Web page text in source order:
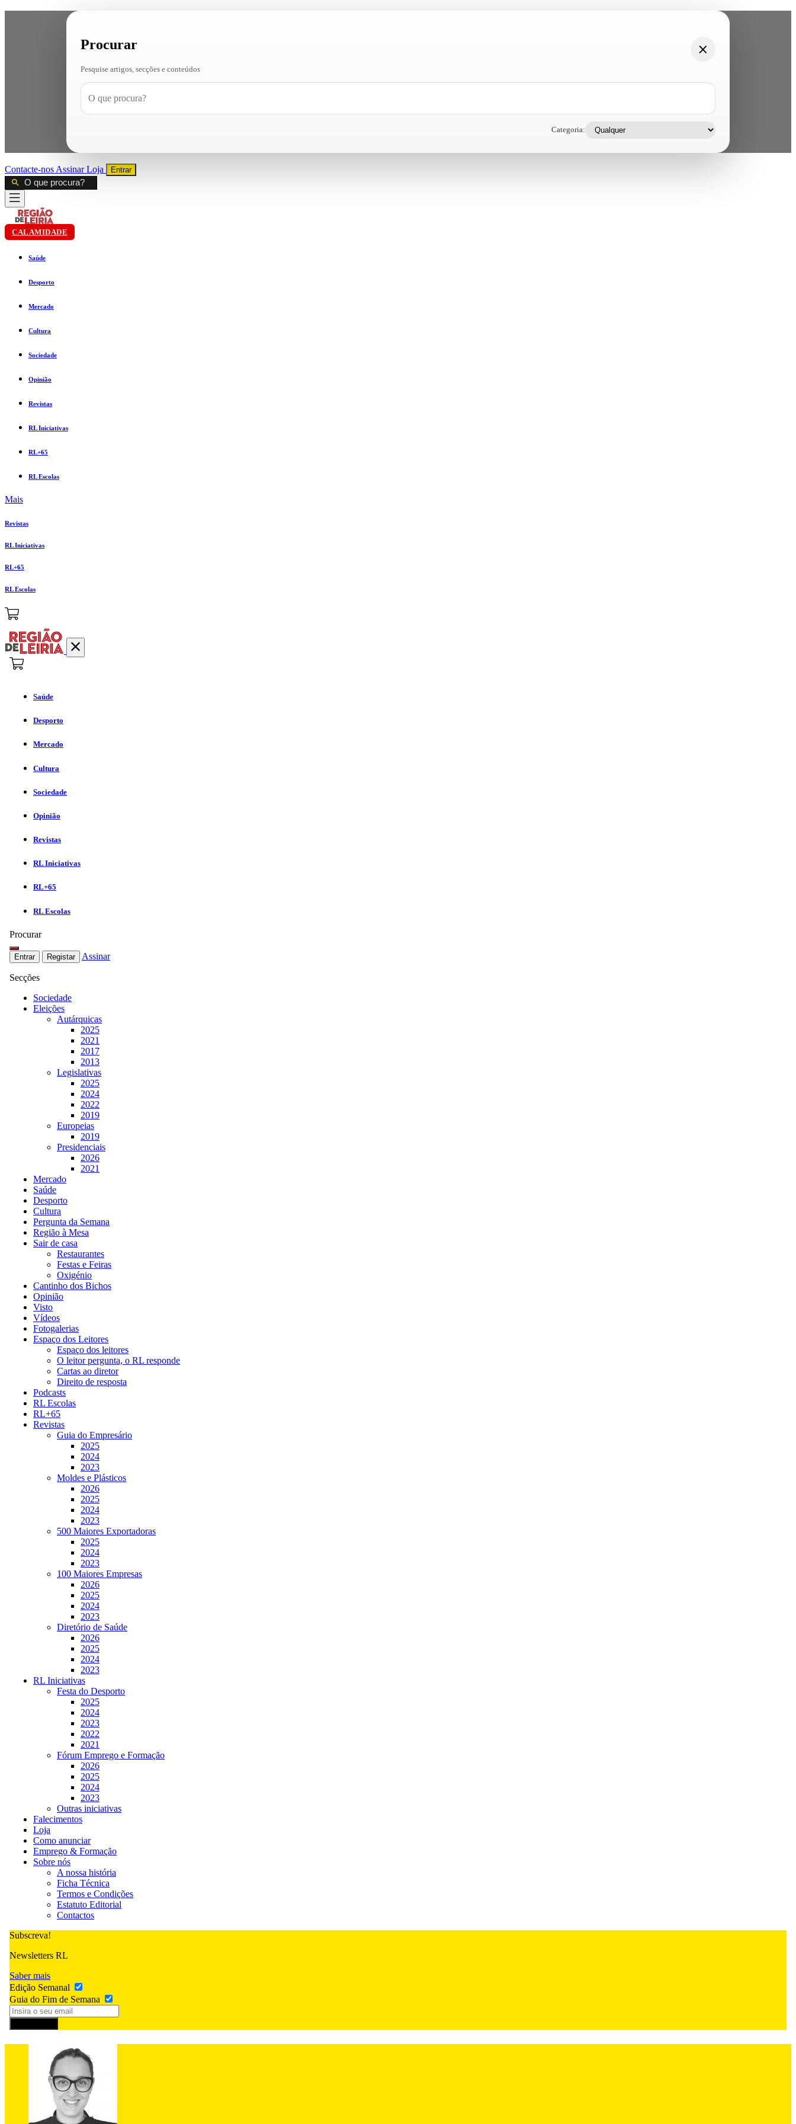
Procurar
Pesquise artigos, secções e conteúdos
Categoria:
Contacte-nos AssinarLoja Entrar
CALAMIDADE
Saúde
Desporto
Mercado
Cultura
Sociedade
Opinião
Revistas
RL Iniciativas
RL+65
RL Escolas
Mais
Revistas
RL Iniciativas
RL+65
RL Escolas
Saúde
Desporto
Mercado
Cultura
Sociedade
Opinião
Revistas
RL Iniciativas
RL+65
RL Escolas
Procurar
Entrar Registar Assinar
Secções
Sociedade
Eleições
Autárquicas
2025
2021
2017
2013
Legislativas
2025
2024
2022
2019
Europeias
2019
Presidenciais
2026
2021
Mercado
Saúde
Desporto
Cultura
Pergunta da Semana
Região à Mesa
Sair de casa
Restaurantes
Festas e Feiras
Oxigénio
Cantinho dos Bichos
Opinião
Visto
Vídeos
Fotogalerias
Espaço dos Leitores
Espaço dos leitores
O leitor pergunta, o RL responde
Cartas ao diretor
Direito de resposta
Podcasts
RL Escolas
RL+65
Revistas
Guia do Empresário
2025
2024
2023
Moldes e Plásticos
2026
2025
2024
2023
500 Maiores Exportadoras
2025
2024
2023
100 Maiores Empresas
2026
2025
2024
2023
Diretório de Saúde
2026
2025
2024
2023
RL Iniciativas
Festa do Desporto
2025
2024
2023
2022
2021
Fórum Emprego e Formação
2026
2025
2024
2023
Outras iniciativas
Falecimentos
Loja
Como anunciar
Emprego & Formação
Sobre nós
A nossa história
Ficha Técnica
Termos e Condições
Estatuto Editorial
Contactos
Subscreva!
Newsletters RL
Saber mais
Edição Semanal
Guia do Fim de Semana